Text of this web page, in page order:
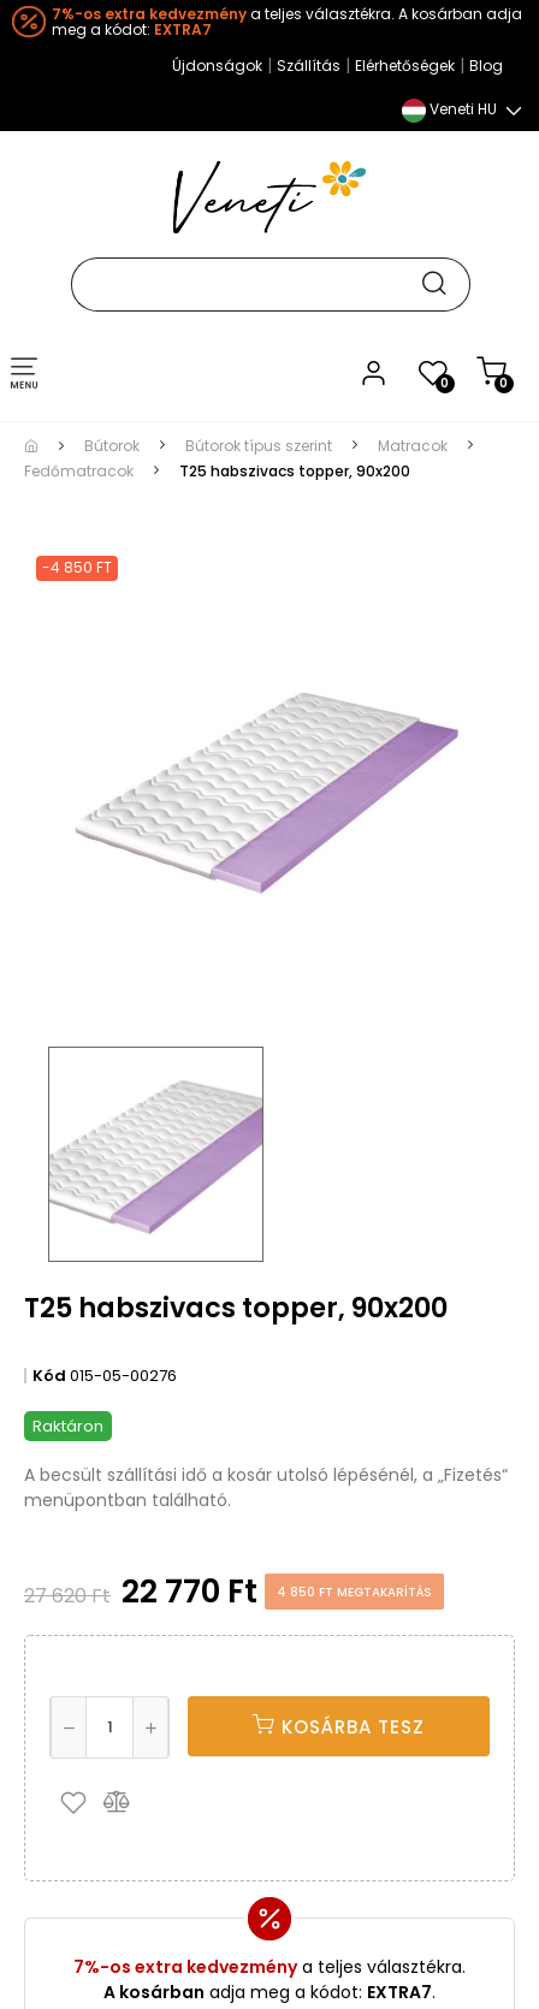
7%-os extra kedvezménya teljes választékra. A kosárban adja
meg a kódot: EXTRA7
Újdonságok | Szállítás | Elérhetőségek | Blog
Veneti HU
0 0
Toggle
navigation
Bútorok Bútorok típus szerint
Matracok
Fedőmatracok
T25 habszivacs topper, 90x200
-4 850 FT
T25 habszivacs topper, 90x200
Kód 015-05-00276
Raktáron
A becsült szállítási idő a kosár utolsó lépésénél, a „Fizetés“
menüpontban található.
27 620 Ft 22 770 Ft 4 850 FT MEGTAKARÍTÁS
KOSÁRBA TESZ
7%-os extra kedvezménya teljes választékra.
A kosárban adja meg a kódot: EXTRA7.